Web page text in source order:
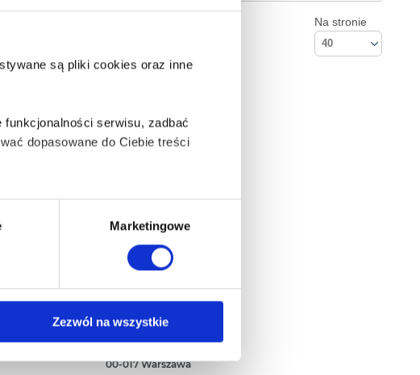
są pliki cookies oraz inne
funkcjonalności serwisu, zadbać
dopasowane do Ciebie treści
- są także takie, które wymagają
Marketingowe
Zezwól na wszystkie
Na stronie
40
Empik S.A
00-017 Warszawa